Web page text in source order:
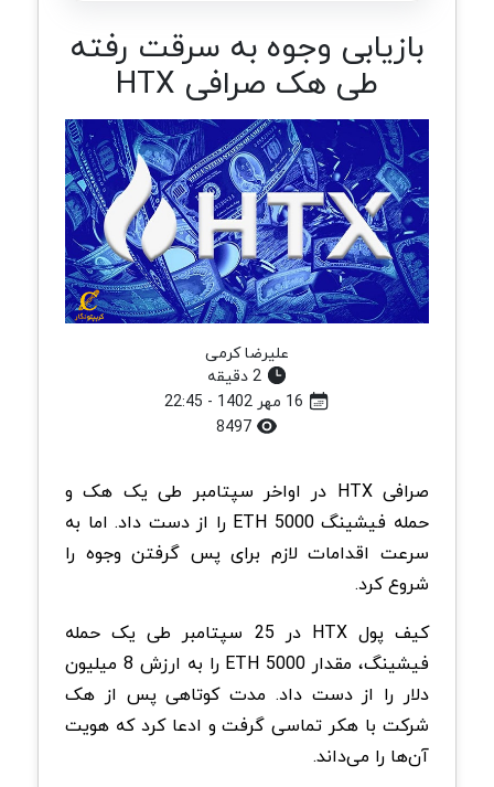
بازیابی وجوه به سرقت رفته
طی هک صرافی HTX
علیرضا کرمی
2 دقیقه
صرافی HTX در اواخر سپتامبر طی یک هک و
حمله فیشینگ 5000 ETH را از دست داد. اما به
سرعت اقدامات لازم برای پس گرفتن وجوه را
شروع کرد.
کیف پول HTX در 25 سپتامبر طی یک حمله
فیشینگ، مقدار 5000 ETH را به ارزش 8 میلیون
دلار را از دست داد. مدت کوتاهی پس از هک
شرکت با هکر تماسی گرفت و ادعا کرد که هویت
آن‌ها را می‌داند.